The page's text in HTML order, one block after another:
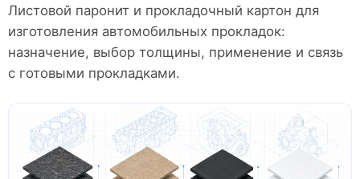
Листовой паронит и прокладочный картон для
изготовления автомобильных прокладок:
назначение, выбор толщины, применение и связь
с готовыми прокладками.